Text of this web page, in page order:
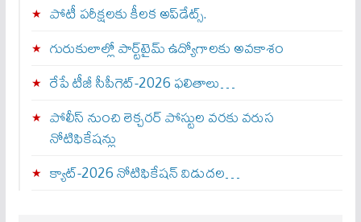
పోటీ పరీక్షలకు కీలక అప్‌డేట్స్.
గురుకులాల్లో పార్ట్‌టైమ్ ఉద్యోగాలకు అవకాశం
రేపే టీజీ సీపీగెట్‌-2026 ఫలితాలు…
పోలీస్ నుంచి లెక్చరర్ పోస్టుల వరకు వరుస
నోటిఫికేషన్లు
క్యాట్-2026 నోటిఫికేషన్ విడుదల…